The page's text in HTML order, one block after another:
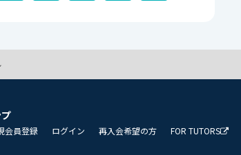
会員登録 ログイン 再入会希望の方 FOR TUTORS